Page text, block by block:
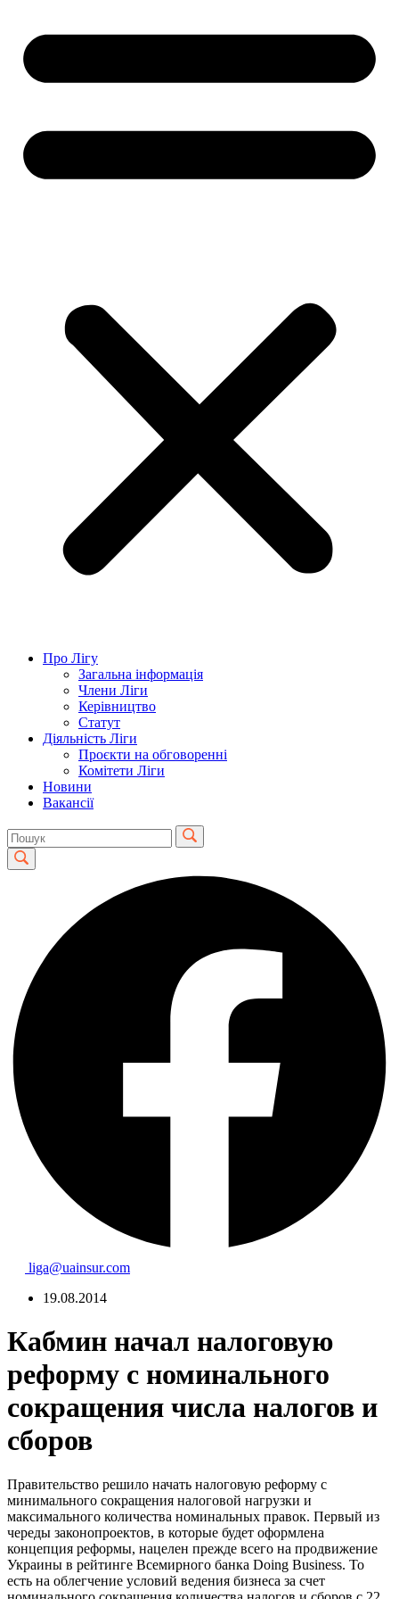
Про Лігу
Загальна інформація
Члени Ліги
Керівництво
Статут
Діяльність Ліги
Проєкти на обговоренні
Комітети Ліги
Новини
Вакансії
liga@uainsur.com
19.08.2014
Кабмин начал налоговую
реформу с номинального
сокращения числа налогов и
сборов
Правительство решило начать налоговую реформу с
минимального сокращения налоговой нагрузки и
максимального количества номинальных правок. Первый из
череды законопроектов, в которые будет оформлена
концепция реформы, нацелен прежде всего на продвижение
Украины в рейтинге Всемирного банка Doing Business. То
есть на облегчение условий ведения бизнеса за счет